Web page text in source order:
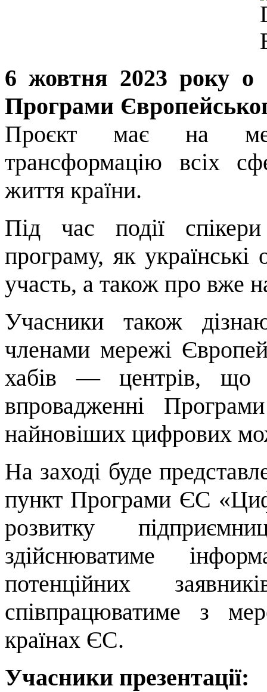
6 жовтня 2023 року о
Програми
Проєкт має на
трансформацію всіх
життя країни.
Під час події
програму, як українські
участь, а також про вже
Учасники також
членами мережі
хабів — центрів, що
впровадженні
найновіших цифрових
На заході буде
пункт Програми ЄС
розвитку
здійснюватиме
потенційних
співпрацюватиме з
країнах ЄС.
Учасники презентації: